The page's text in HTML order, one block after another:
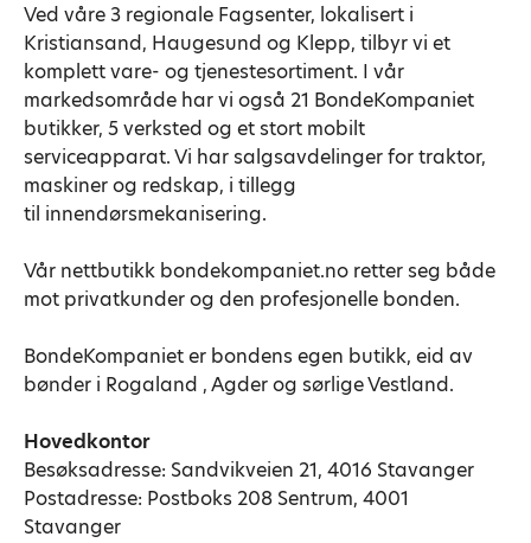
Ved våre 3 regionale Fagsenter, lokalisert i
Kristiansand, Haugesund og Klepp, tilbyr vi et
komplett vare- og tjenestesortiment. I vår
markedsområde har vi også 21 BondeKompaniet
butikker, 5 verksted og et stort mobilt
serviceapparat. Vi har salgsavdelinger for traktor,
maskiner og redskap, i tillegg
til innendørsmekanisering.
Vår nettbutikk bondekompaniet.no retter seg både
mot privatkunder og den profesjonelle bonden.
BondeKompaniet er bondens egen butikk, eid av
bønder i Rogaland , Agder og sørlige Vestland.
Hovedkontor
Besøksadresse: Sandvikveien 21, 4016 Stavanger
Postadresse: Postboks 208 Sentrum, 4001
Stavanger